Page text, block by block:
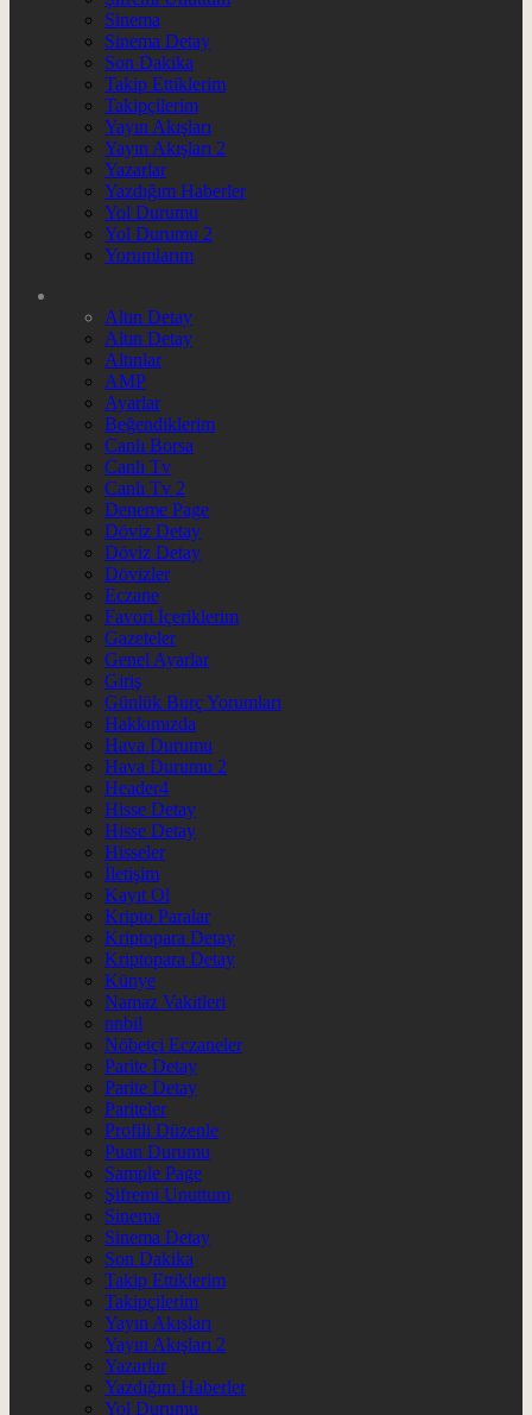
Sinema
Sinema Detay
Son Dakika
Takip Ettiklerim
Takipçilerim
Yayın Akışları
Yayın Akışları 2
Yazarlar
Yazdığım Haberler
Yol Durumu
Yol Durumu 2
Yorumlarım
Altın Detay
Altın Detay
Altınlar
AMP
Ayarlar
Beğendiklerim
Canlı Borsa
Canlı Tv
Canlı Tv 2
Deneme Page
Döviz Detay
Döviz Detay
Dövizler
Eczane
Favori İçeriklerim
Gazeteler
Genel Ayarlar
Giriş
Günlük Burç Yorumları
Hakkımızda
Hava Durumu
Hava Durumu 2
Header4
Hisse Detay
Hisse Detay
Hisseler
İletişim
Kayıt Ol
Kripto Paralar
Kriptopara Detay
Kriptopara Detay
Künye
Namaz Vakitleri
nnbil
Nöbetçi Eczaneler
Parite Detay
Parite Detay
Pariteler
Profili Düzenle
Puan Durumu
Sample Page
Şifremi Unuttum
Sinema
Sinema Detay
Son Dakika
Takip Ettiklerim
Takipçilerim
Yayın Akışları
Yayın Akışları 2
Yazarlar
Yazdığım Haberler
Yol Durumu